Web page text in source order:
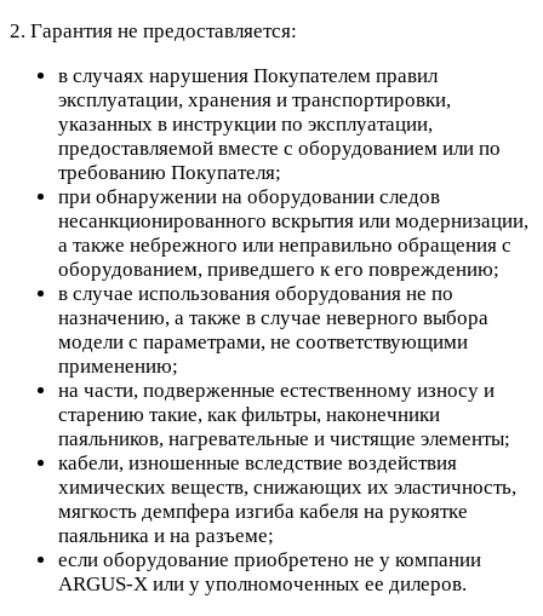
2. Гарантия не предоставляется:
в случаях нарушения Покупателем правил
эксплуатации, хранения и транспортировки,
указанных в инструкции по эксплуатации,
предоставляемой вместе с оборудованием или по
требованию Покупателя;
при обнаружении на оборудовании следов
несанкционированного вскрытия или модернизации,
а также небрежного или неправильно обращения с
оборудованием, приведшего к его повреждению;
в случае использования оборудования не по
назначению, а также в случае неверного выбора
модели с параметрами, не соответствующими
применению;
на части, подверженные естественному износу и
старению такие, как фильтры, наконечники
паяльников, нагревательные и чистящие элементы;
кабели, изношенные вследствие воздействия
химических веществ, снижающих их эластичность,
мягкость демпфера изгиба кабеля на рукоятке
паяльника и на разъеме;
если оборудование приобретено не у компании
ARGUS-X или у уполномоченных ее дилеров.